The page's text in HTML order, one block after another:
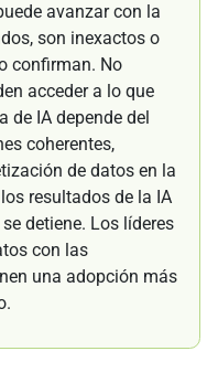
avanzar con la
son inexactos o
confirman. No
acceder a lo que
de IA depende del
coherentes,
de datos en la
resultados de la IA
detiene. Los líderes
con las
una adopción más